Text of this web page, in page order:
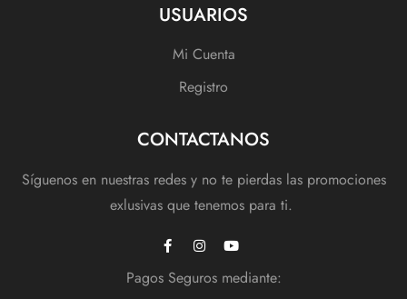
USUARIOS
Mi Cuenta
Registro
CONTACTANOS
Síguenos en nuestras redes y no te pierdas las promociones
exlusivas que tenemos para ti.
Pagos Seguros mediante: